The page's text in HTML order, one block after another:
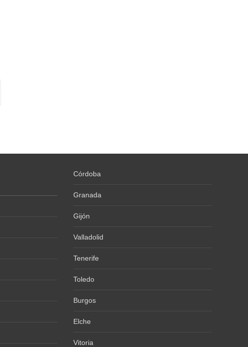
Córdoba
Granada
Gijón
Valladolid
Tenerife
Toledo
Burgos
Elche
Vitoria